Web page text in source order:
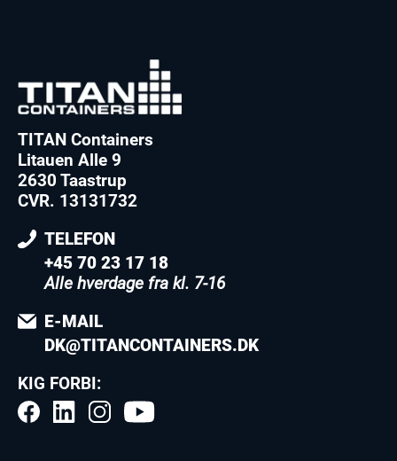
TITAN Containers
Litauen Alle 9
2630 Taastrup
CVR. 13131732
TELEFON
+45 70 23 17 18
Alle hverdage fra kl. 7-16
E-MAIL
DK@TITANCONTAINERS.DK
KIG FORBI: